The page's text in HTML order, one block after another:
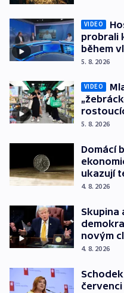
VIDEO
probrali
během
5. 8. 2026
VIDEO
5. 8. 2026
Domácí
ukazují
4. 8. 2026
Skupina
novým
4. 8. 2026
červenci